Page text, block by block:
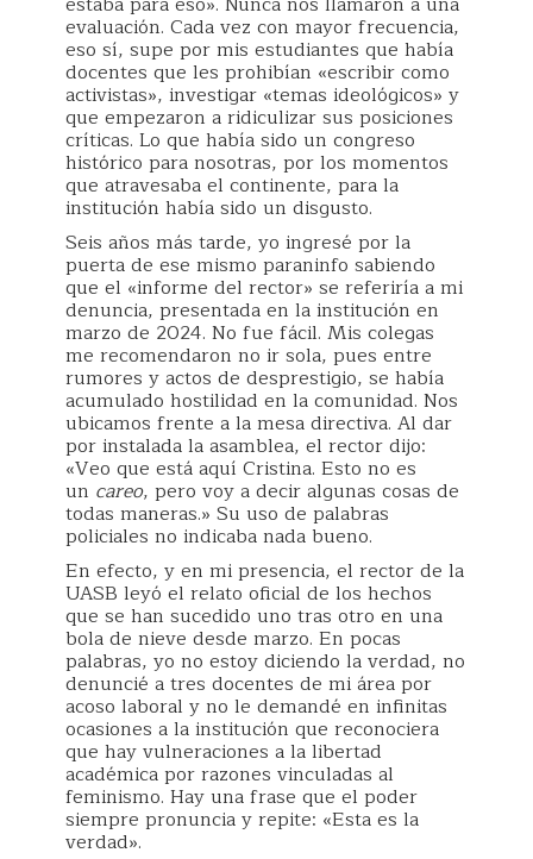
evaluación. Cada vez con mayor frecuencia,
eso sí, supe por mis estudiantes que había
docentes que les prohibían «escribir como
activistas», investigar «temas ideológicos» y
que empezaron a ridiculizar sus posiciones
críticas. Lo que había sido un congreso
histórico para nosotras, por los momentos
que atravesaba el continente, para la
institución había sido un disgusto.
Seis años más tarde, yo ingresé por la
puerta de ese mismo paraninfo sabiendo
que el «informe del rector» se referiría a mi
denuncia, presentada en la institución en
marzo de 2024. No fue fácil. Mis colegas
me recomendaron no ir sola, pues entre
rumores y actos de desprestigio, se había
acumulado hostilidad en la comunidad. Nos
ubicamos frente a la mesa directiva. Al dar
por instalada la asamblea, el rector dijo:
«Veo que está aquí Cristina. Esto no es
un careo, pero voy a decir algunas cosas de
todas maneras.» Su uso de palabras
policiales no indicaba nada bueno.
En efecto, y en mi presencia, el rector de la
UASB leyó el relato oficial de los hechos
que se han sucedido uno tras otro en una
bola de nieve desde marzo. En pocas
palabras, yo no estoy diciendo la verdad, no
denuncié a tres docentes de mi área por
acoso laboral y no le demandé en infinitas
ocasiones a la institución que reconociera
que hay vulneraciones a la libertad
académica por razones vinculadas al
feminismo. Hay una frase que el poder
siempre pronuncia y repite: «Esta es la
verdad».